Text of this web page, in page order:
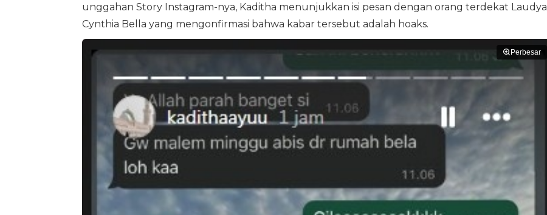
unggahan Story Instagram-nya, Kaditha menunjukkan isi pesan dengan orang terdekat Laudya
Cynthia Bella yang mengonfirmasi bahwa kabar tersebut adalah hoaks.
Perbesar